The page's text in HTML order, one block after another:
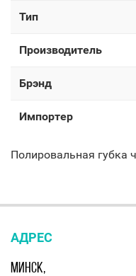
Тип
Производитель
Брэнд
Импортер
Полировальная губка
АДРЕС
МИНСК,